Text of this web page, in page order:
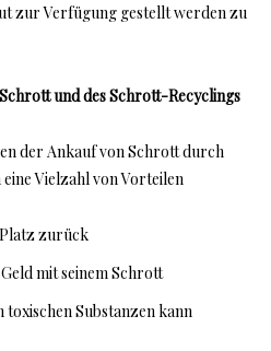
zur Verfügung gestellt werden zu
und des Schrott-Recyclings
der Ankauf von Schrott durch
Vielzahl von Vorteilen
zurück
mit seinem Schrott
toxischen Substanzen kann